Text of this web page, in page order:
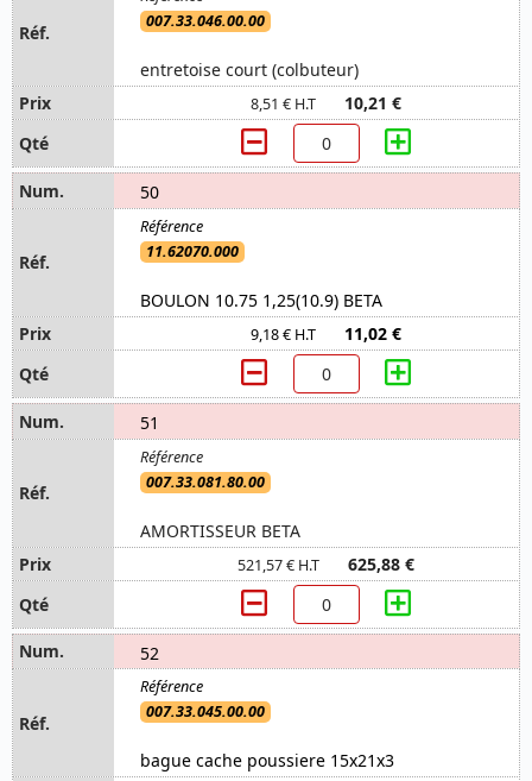
007.33.046.00.00
entretoise court (colbuteur)
8,51 € H.T 10,21 €
50
11.62070.000
BOULON 10.75 1,25(10.9) BETA
9,18 € H.T 11,02 €
51
007.33.081.80.00
AMORTISSEUR BETA
521,57 € H.T 625,88 €
52
007.33.045.00.00
bague cache poussiere 15x21x3